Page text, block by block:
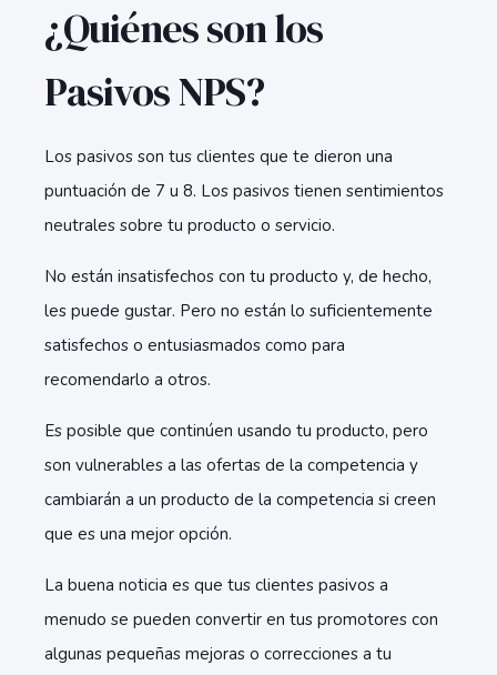
¿Quiénes son los
Pasivos NPS?
Los pasivos son tus clientes que te dieron una
puntuación de 7 u 8. Los pasivos tienen sentimientos
neutrales sobre tu producto o servicio.
No están insatisfechos con tu producto y, de hecho,
les puede gustar. Pero no están lo suficientemente
satisfechos o entusiasmados como para
recomendarlo a otros.
Es posible que continúen usando tu producto, pero
son vulnerables a las ofertas de la competencia y
cambiarán a un producto de la competencia si creen
que es una mejor opción.
La buena noticia es que tus clientes pasivos a
menudo se pueden convertir en tus promotores con
algunas pequeñas mejoras o correcciones a tu